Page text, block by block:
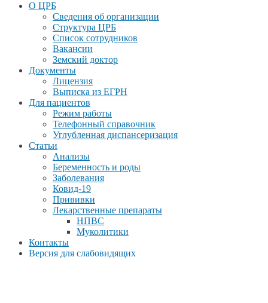
О ЦРБ
Сведения об организации
Структура ЦРБ
Список сотрудников
Вакансии
Земский доктор
Документы
Лицензия
Выписка из ЕГРН
Для пациентов
Режим работы
Телефонный справочник
Углубленная диспансеризация
Статьи
Анализы
Беременность и роды
Заболевания
Ковид-19
Прививки
Лекарственные препараты
НПВС
Муколитики
Контакты
Версия для слабовидящих